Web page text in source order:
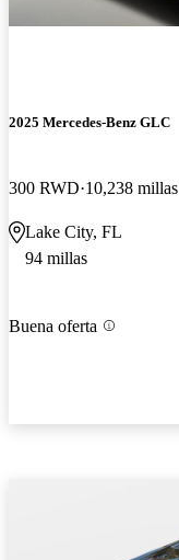
2025 Mercedes-Benz GLC
300 RWD 10,238 millas
Lake City, FL
94 millas
Buena oferta